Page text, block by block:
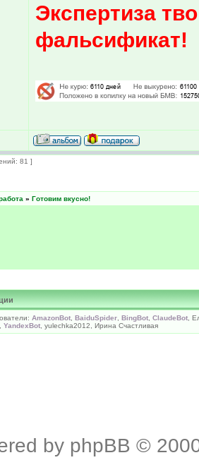
Экспертиза
фальсификат!
81 ]
» Готовим вкусно!
AmazonBot BaiduSpider BingBot ClaudeBot ,
YandexBot , yulechka2012, Ирина Счастливая
by phpBB ©